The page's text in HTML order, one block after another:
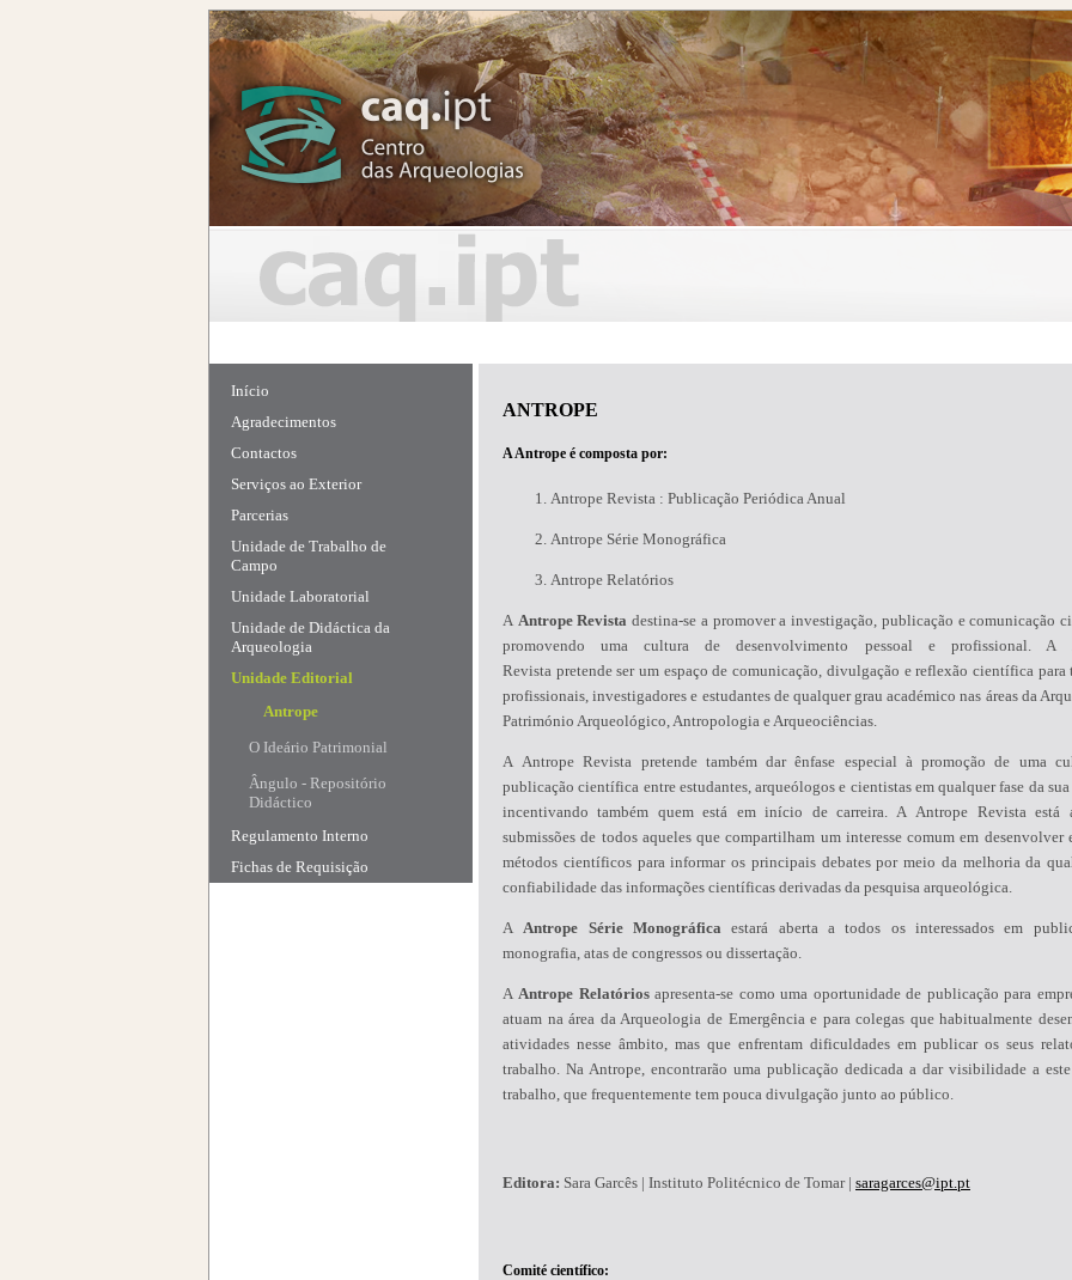
Início
Agradecimentos
Contactos
Serviços ao Exterior
Parcerias
Unidade de Trabalho de
Campo
Unidade Laboratorial
Unidade de Didáctica da
Arqueologia
Unidade Editorial
Antrope
O Ideário Patrimonial
Ângulo - Repositório
Didáctico
Regulamento Interno
Fichas de Requisição
ANTROPE
A Antrope é composta por:
Antrope Revista : Publicação Periódica Anual
Antrope Série Monográfica
Antrope Relatórios
A Antrope Revista destina-se a promover a investigação, publicação e comunicação
promovendo uma cultura de desenvolvimento pessoal e profissional. A
Revista pretende ser um espaço de comunicação, divulgação e reflexão científica para
profissionais, investigadores e estudantes de qualquer grau académico nas áreas da
Património Arqueológico, Antropologia e Arqueociências.
A Antrope Revista pretende também dar ênfase especial à promoção de uma
publicação científica entre estudantes, arqueólogos e cientistas em qualquer fase da sua
incentivando também quem está em início de carreira. A Antrope Revista está
submissões de todos aqueles que compartilham um interesse comum em desenvolver
métodos científicos para informar os principais debates por meio da melhoria da
confiabilidade das informações científicas derivadas da pesquisa arqueológica.
A Antrope Série Monográficaestará aberta a todos os interessados em
monografia, atas de congressos ou dissertação.
A Antrope Relatóriosapresenta-se como uma oportunidade de publicação para
atuam na área da Arqueologia de Emergência e para colegas que habitualmente
atividades nesse âmbito, mas que enfrentam dificuldades em publicar os seus
trabalho. Na Antrope, encontrarão uma publicação dedicada a dar visibilidade a
trabalho, que frequentemente tem pouca divulgação junto ao público.
Editora: Sara Garcês | Instituto Politécnico de Tomar | saragarces@ipt.pt
Comité científico: